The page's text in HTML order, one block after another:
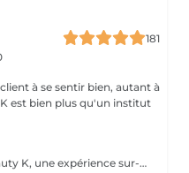
181
à se sentir bien, autant à
est bien plus qu'un institut
Découvrez le Massage Intuitif Beauty K, une expérience sur-mesure où nos praticiennes se connectent profondément à votre corps pour vous offrir une séance personnalisée et apaisante. Formées à diverses techniques, elles vous guideront dans un voyage sensoriel unique, adapté à vos besoins. Choisissez votre praticienne selon votre intuition, et laissez-vous emporter par ce massage exclusif dans notre espace de sérénité. Dès votre arrivée, vous serez enveloppé dans une ambiance chaleureuse et relaxante, avec lumière tamisée et arômes délicats, parfaits pour la détente totale. Le massage commence par des effleurages doux, préparant le corps à un modelage plus profond, libérant les tensions et stimulant la circulation.